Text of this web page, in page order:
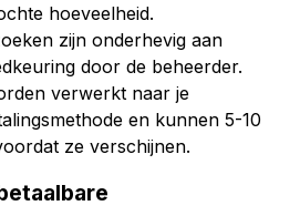
hoeveelheid.
zijn onderhevig aan
door de beheerder.
verwerkt naar je
en kunnen 5-10
ze verschijnen.